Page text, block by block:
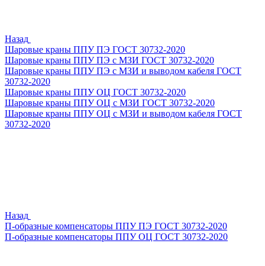
Назад
Шаровые краны ППУ ПЭ ГОСТ 30732-2020
Шаровые краны ППУ ПЭ с МЗИ ГОСТ 30732-2020
Шаровые краны ППУ ПЭ с МЗИ и выводом кабеля ГОСТ
30732-2020
Шаровые краны ППУ ОЦ ГОСТ 30732-2020
Шаровые краны ППУ ОЦ с МЗИ ГОСТ 30732-2020
Шаровые краны ППУ ОЦ с МЗИ и выводом кабеля ГОСТ
30732-2020
Назад
П-образные компенсаторы ППУ ПЭ ГОСТ 30732-2020
П-образные компенсаторы ППУ ОЦ ГОСТ 30732-2020